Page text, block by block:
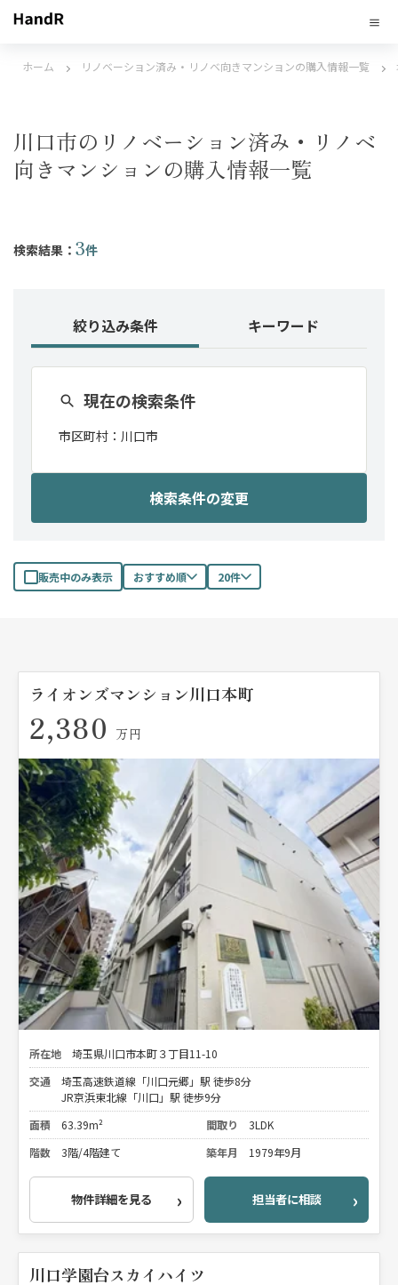
ホーム リノベーション済み・リノベ向きマンションの購入情報一覧
川口市のリノベーション済み・リノベ
向きマンションの購入情報一覧
検索結果： 3件
絞り込み条件 キーワード
現在の検索条件
市区町村： 川口市
検索条件の変更
販売中のみ表示 おすすめ順 20件
ライオンズマンション川口本町
2,380 万円
所在地
埼玉県川口市本町３丁目11-10
交通
埼玉高速鉄道線「川口元郷」駅 徒歩8分
JR京浜東北線「川口」駅 徒歩9分
面積
63.39m² 間取り
3LDK
階数
3階/4階建て 築年月 1979年9月
物件詳細を見る 担当者に相談
川口学園台スカイハイツ